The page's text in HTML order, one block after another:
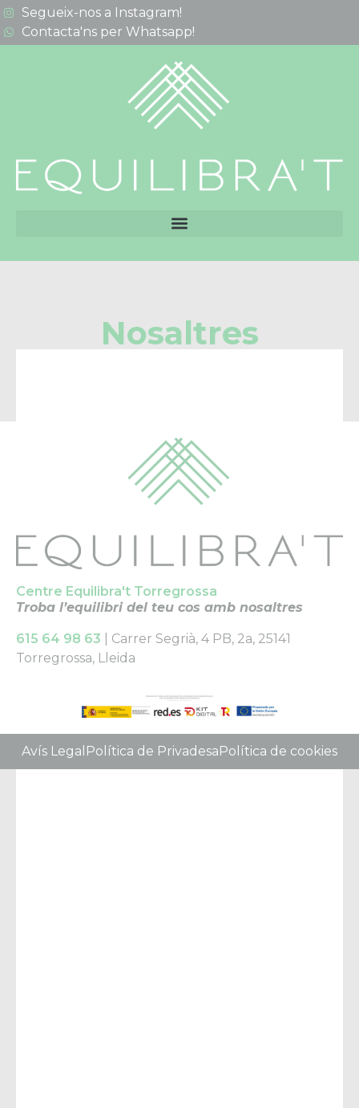
Segueix-nos a Instagram!
Contacta'ns per Whatsapp!
Nosaltres
Centre Equilibra't Torregrossa
Troba l’equilibri del teu cos amb nosaltres
615 64 98 63 | Carrer Segrià, 4 PB, 2a, 25141
Torregrossa, Lleida
Avís Legal Política de Privadesa Política de cookies